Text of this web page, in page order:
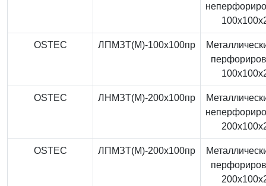
OSTEC ЛПМЗТ(М)-100x100пр
OSTEC ЛНМЗТ(М)-200x100пр
OSTEC ЛПМЗТ(М)-200x100пр